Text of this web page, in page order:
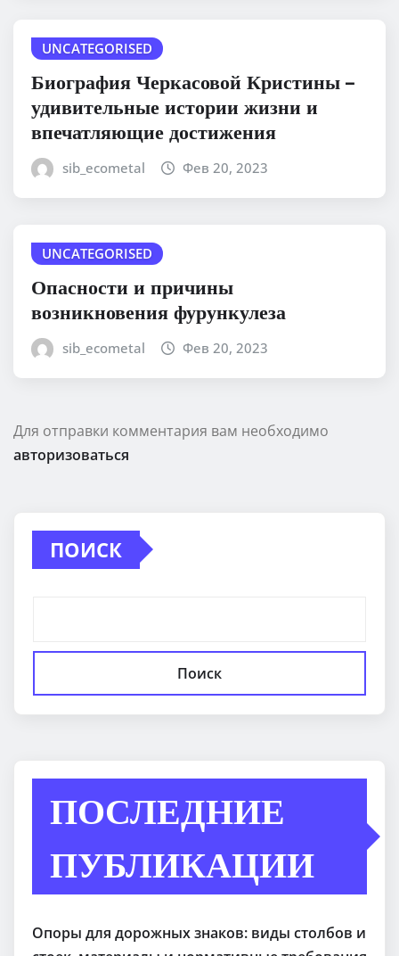
UNCATEGORISED
Биография Черкасовой Кристины –
удивительные истории жизни и
впечатляющие достижения
sib_ecometal Фев 20, 2023
UNCATEGORISED
Опасности и причины
возникновения фурункулеза
sib_ecometal Фев 20, 2023
Для отправки комментария вам необходимо
авторизоваться
ПОИСК
Поиск
ПОСЛЕДНИЕ
ПУБЛИКАЦИИ
Опоры для дорожных знаков: виды столбов и